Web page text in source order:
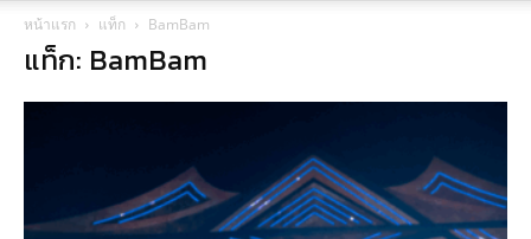
หน้าแรก แท็ก BamBam
แท็ก: BamBam